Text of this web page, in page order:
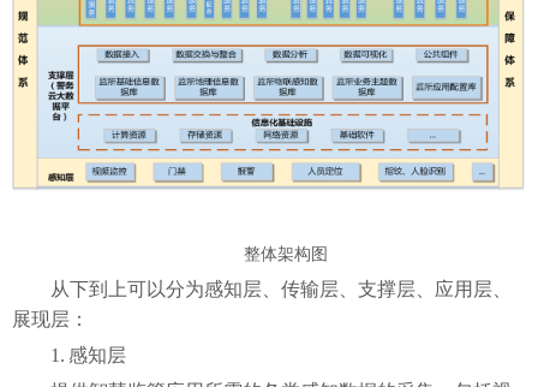
整体架构图
从下到上可以分为感知层、传输层、支撑层、应用层、
展现层：
1. 感知层